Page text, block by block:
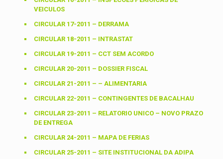
VEICULOS
CIRCULAR 17-2011 – DERRAMA
CIRCULAR 18-2011 – INTRASTAT
CIRCULAR 19-2011 – CCT SEM ACORDO
CIRCULAR 20-2011 – DOSSIER FISCAL
CIRCULAR 21-2011 – – ALIMENTARIA
CIRCULAR 22-2011 – CONTINGENTES DE BACALHAU
CIRCULAR 23-2011 – RELATORIO UNICO – NOVO PRAZO
DE ENTREGA
CIRCULAR 24-2011 – MAPA DE FERIAS
CIRCULAR 25-2011 – SITE INSTITUCIONAL DA ADIPA